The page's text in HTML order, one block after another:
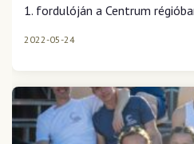
1. fordulóján a Centrum
2022-05-24